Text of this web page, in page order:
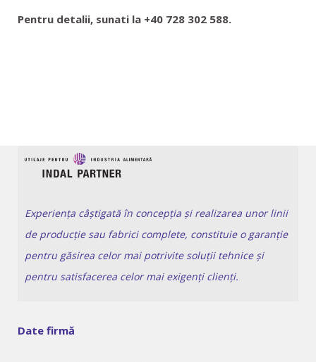
Pentru detalii, sunati la +40 728 302 588.
Experiența câștigată în concepția și realizarea unor linii
de producție sau fabrici complete, constituie o garanție
pentru găsirea celor mai potrivite soluții tehnice și
pentru satisfacerea celor mai exigenți clienți.
Date firmă